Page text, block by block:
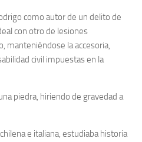
como autor de un delito de
con otro de lesiones
manteniéndose la accesoria,
civil impuestas en la
piedra, hiriendo de gravedad a
e italiana, estudiaba historia